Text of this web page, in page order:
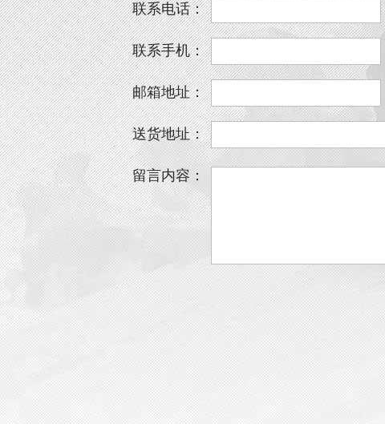
联系电话：
联系手机：
邮箱地址：
送货地址：
留言内容：